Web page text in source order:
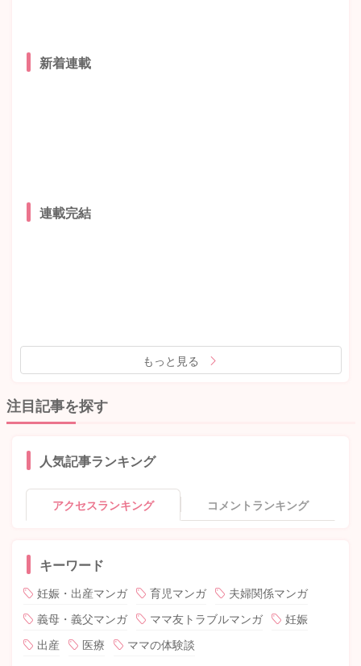
新着連載
連載完結
もっと見る
注目記事を探す
人気記事ランキング
アクセスランキング コメントランキング
キーワード
妊娠・出産マンガ 育児マンガ
夫婦関係マンガ
義母・義父マンガ
ママ友トラブルマンガ
妊娠
出産
医療 ママの体験談